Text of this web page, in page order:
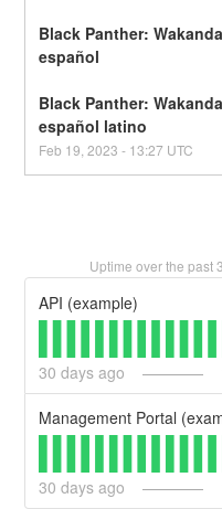
Black Panther:
español
Black Panther:
español latino
Feb 19 ,2023 - 13:27 UTC
Uptime over the past
API (example)
30 days ago
30 days ago